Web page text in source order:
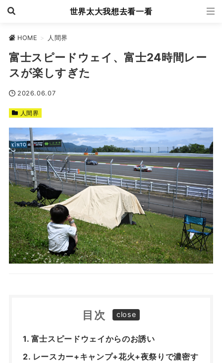
世界太大我想去看一看
HOME > 人間界
富士スピードウェイ、富士24時間レー
スが楽しすぎた
2026.06.07
人間界
目次
富士スピードウェイからのお誘い
レースカー+キャンプ+花火+夜祭りで濃密す